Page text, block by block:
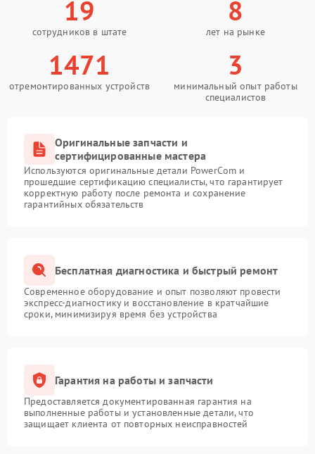
19
сотрудников в штате
8
лет на рынке
1471
отремонтированных устройств
3
минимальный опыт работы
специалистов
Оригинальные запчасти и
сертифицированные мастера
Используются оригинальные детали PowerCom и
прошедшие сертификацию специалисты, что гарантирует
корректную работу после ремонта и сохранение
гарантийных обязательств
Бесплатная диагностика и быстрый ремонт
Современное оборудование и опыт позволяют провести
экспресс-диагностику и восстановление в кратчайшие
сроки, минимизируя время без устройства
Гарантия на работы и запчасти
Предоставляется документированная гарантия на
выполненные работы и установленные детали, что
защищает клиента от повторных неисправностей